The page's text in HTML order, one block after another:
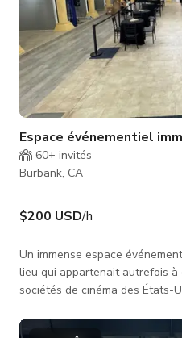
Espace événementiel
60+ invités
Burbank, CA
$200 USD/h
Un immense espace
lieu qui appartenait autrefois
sociétés de cinéma des États-
construction de décors aux